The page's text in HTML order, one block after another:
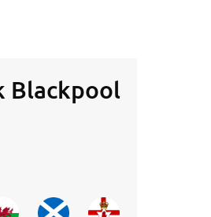
Blackpool